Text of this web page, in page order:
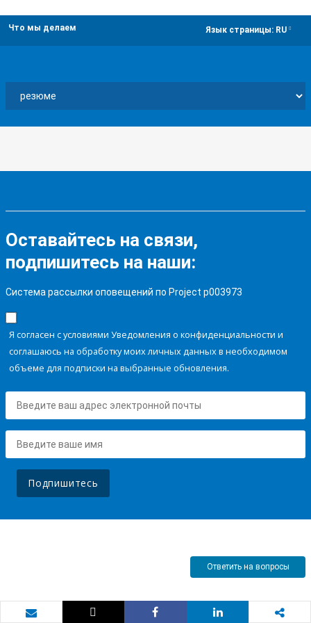
Что мы делаем Язык страницы: RU
Оставайтесь на связи,
подпишитесь на наши:
Система рассылки оповещений по Project p003973
Я согласен с условиями Уведомления о конфиденциальности и
соглашаюсь на обработку моих личных данных в необходимом
объеме для подписки на выбранные обновления.
Подпишитесь
Ответить на вопросы